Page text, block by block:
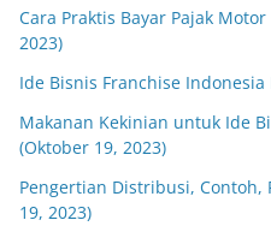
Cara Praktis Bayar Pajak
2023)
Ide Bisnis Franchise
Makanan Kekinian untuk Ide
(Oktober 19, 2023)
Pengertian Distribusi, Contoh,
19, 2023)